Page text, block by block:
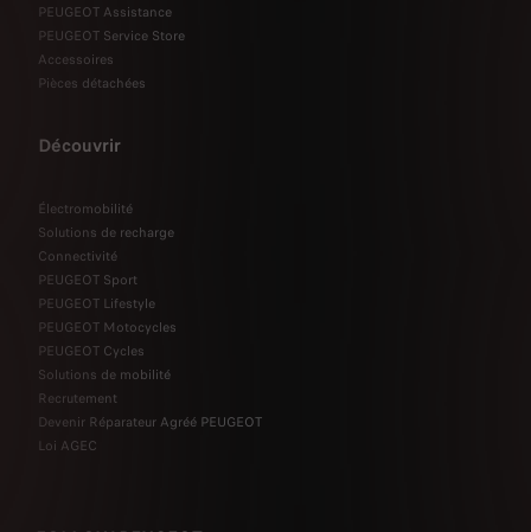
PEUGEOT Assistance
PEUGEOT Service Store
Accessoires
Pièces détachées
Découvrir
Électromobilité
Solutions de recharge
Connectivité
PEUGEOT Sport
PEUGEOT Lifestyle
PEUGEOT Motocycles
PEUGEOT Cycles
Solutions de mobilité
Recrutement
Devenir Réparateur Agréé PEUGEOT
Loi AGEC